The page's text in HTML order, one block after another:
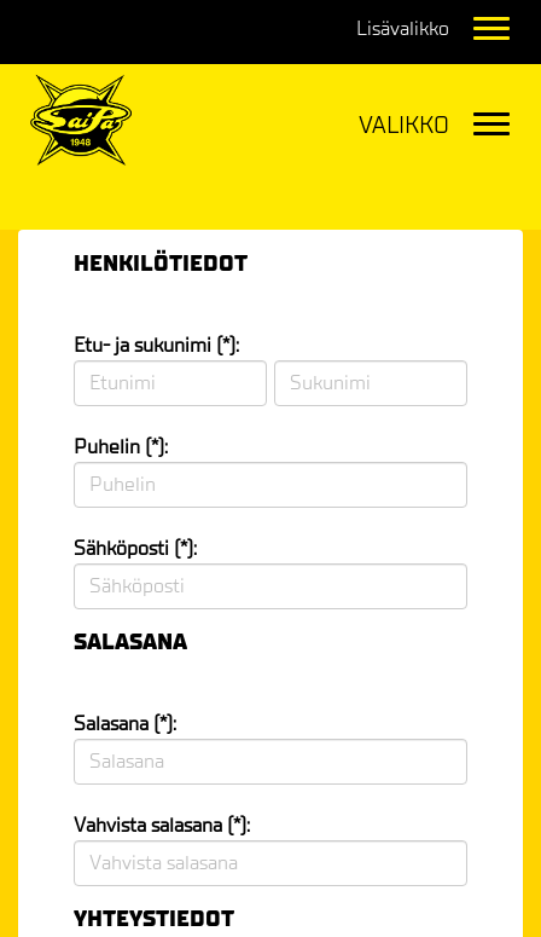
HENKILÖTIEDOT
Etu- ja sukunimi (*):
Puhelin (*):
Sähköposti (*):
SALASANA
Salasana (*):
Vahvista salasana (*):
YHTEYSTIEDOT